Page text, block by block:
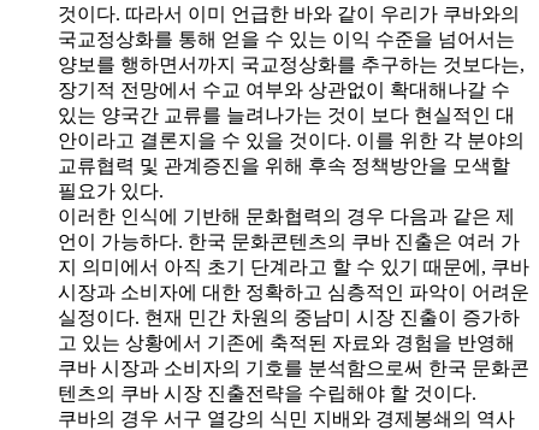
것이다. 따라서 이미 언급한 바와 같이 우리가 쿠바와의
국교정상화를 통해 얻을 수 있는 이익 수준을 넘어서는
양보를 행하면서까지 국교정상화를 추구하는 것보다는,
장기적 전망에서 수교 여부와 상관없이 확대해나갈 수
있는 양국간 교류를 늘려나가는 것이 보다 현실적인 대
안이라고 결론지을 수 있을 것이다. 이를 위한 각 분야의
교류협력 및 관계증진을 위해 후속 정책방안을 모색할
필요가 있다.
이러한 인식에 기반해 문화협력의 경우 다음과 같은 제
언이 가능하다. 한국 문화콘텐츠의 쿠바 진출은 여러 가
지 의미에서 아직 초기 단계라고 할 수 있기 때문에, 쿠바
시장과 소비자에 대한 정확하고 심층적인 파악이 어려운
실정이다. 현재 민간 차원의 중남미 시장 진출이 증가하
고 있는 상황에서 기존에 축적된 자료와 경험을 반영해
쿠바 시장과 소비자의 기호를 분석함으로써 한국 문화콘
텐츠의 쿠바 시장 진출전략을 수립해야 할 것이다.
쿠바의 경우 서구 열강의 식민 지배와 경제봉쇄의 역사